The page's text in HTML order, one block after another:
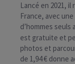
Lancé en 2021,
France, avec
d’hommes seuls
est gratuite et
photos et
de 1,94 € donne